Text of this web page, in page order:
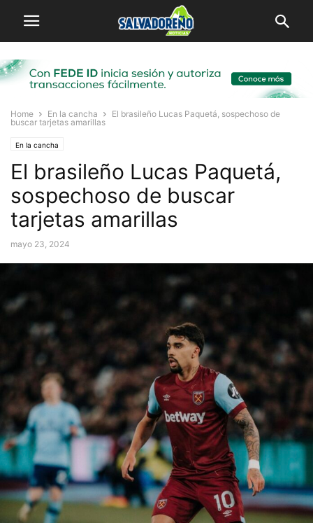
Home En la cancha
El brasileño Lucas Paquetá, sospechoso de
buscar tarjetas amarillas
En la cancha
El brasileño Lucas Paquetá,
sospechoso de buscar
tarjetas amarillas
mayo 23, 2024